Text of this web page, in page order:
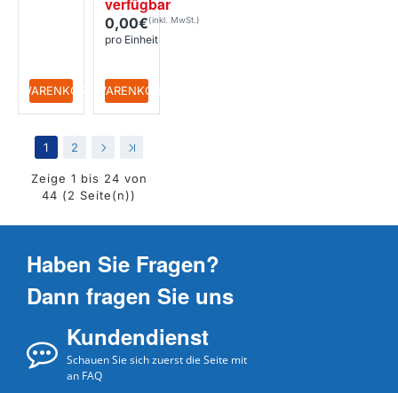
+ WARENKORB
0,00€
pro Einheit
+ WARENKORB
1 2 > >|
Zeige 1 bis 24 von
44 (2 Seite(n))
Haben Sie Fragen?
Dann fragen Sie uns
Kundendienst
Schauen Sie sich zuerst die Seite mit
an FAQ